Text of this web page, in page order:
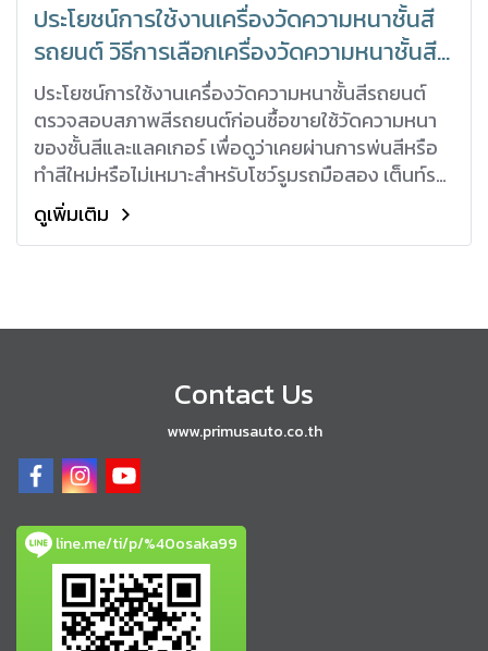
ประโยชน์การใช้งานเครื่องวัดความหนาชั้นสี
รถยนต์ วิธีการเลือกเครื่องวัดความหนาชั้นสี
รถยนต์ SHINE MATE รุ่น 889
ประโยชน์การใช้งานเครื่องวัดความหนาชั้นสีรถยนต์
ตรวจสอบสภาพสีรถยนต์ก่อนซื้อขายใช้วัดความหนา
ของชั้นสีและแลคเกอร์ เพื่อดูว่าเคยผ่านการพ่นสีหรือ
ทำสีใหม่หรือไม่เหมาะสำหรับโชว์รูมรถมือสอง เต็นท์รถ
และผู้บริโภคทั่วไปช่วยประเมินสภาพสีเดิมก่อนขัด
เคลือบผู้ให้บริการคาร์แคร์สามารถใช้วัดความหนาชั้นสี
รถยนต์อู่ทำสีสามารถใช้เครื่องนี้วัดความหนาสีหลัง
การเคลมจากลูกค้าเหมาะสำหรับงานวิจัยหรือควบคุม
คุณภาพในอุตสาหกรรมอื่นๆเช่น การวัดสีเคลือบบน
วัสดุในงานอุตสาหกรรมผลิตชิ้นส่วนรถยนต์หรือ
เครื่องจักร
ดูเพิ่มเติม
Contact Us
www.primusauto.co.th
line.me/ti/p/%40osaka99